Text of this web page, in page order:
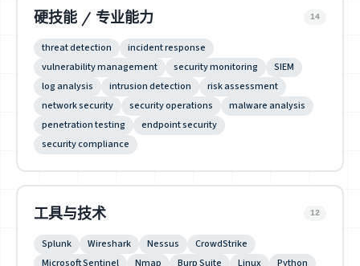
硬技能 / 专业能力 14
threat detection
incident response
vulnerability management
security monitoring
SIEM
log analysis
intrusion detection
risk assessment
network security
security operations
malware analysis
penetration testing
endpoint security
security compliance
工具与技术 12
Splunk Wireshark Nessus
CrowdStrike
Microsoft Sentinel
Nmap Burp Suite Linux
Python